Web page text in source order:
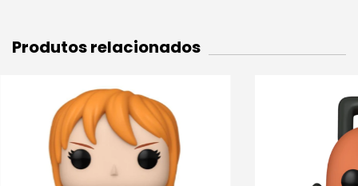
Produtos relacionados